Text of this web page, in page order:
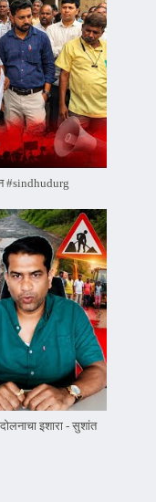
#sindhudurg
इशारा - सुशांत